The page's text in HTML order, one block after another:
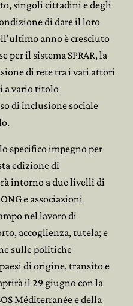
singoli cittadini e degli
di dare il loro
anno è cresciuto
per il sistema SPRAR, la
di rete tra i vati attori
a vario titolo
di inclusione sociale
specifico impegno per
edizione di
intorno a due livelli di
e associazioni
nel lavoro di
accoglienza, tutela; e
sulle politiche
di origine, transito e
il 29 giugno con la
Méditerranée e della